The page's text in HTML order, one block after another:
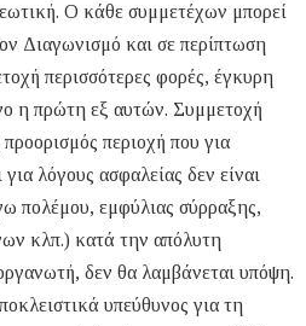
Ο κάθε συμμετέχων μπορεί
Διαγωνισμό και σε περίπτωση
περισσότερες φορές, έγκυρη
η πρώτη εξ αυτών. Συμμετοχή
περιοχή που για
λόγους ασφαλείας δεν είναι
πολέμου, εμφύλιας σύρραξης,
κλπ.) κατά την απόλυτη
δεν θα λαμβάνεται υπόψη.
υπεύθυνος για τη